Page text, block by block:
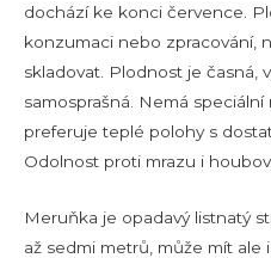
dochází ke konci července.
konzumaci nebo zpracování,
skladovat. Plodnost je časná,
samosprašná. Nemá speciální
preferuje teplé polohy s
Odolnost proti mrazu i
Meruňka je opadavý listnatý
až sedmi metrů, může mít ale